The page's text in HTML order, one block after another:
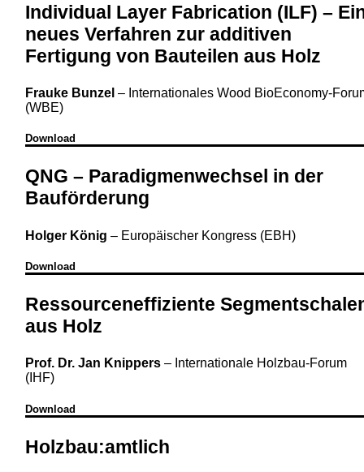
Individual Layer Fabrication (ILF) –
neues Verfahren zur additiven
Fertigung von Bauteilen aus Holz
Frauke Bunzel – Internationales Wood BioEconomy-
(WBE)
Download
QNG – Paradigmenwechsel in der
Bauförderung
Holger König – Europäischer Kongress (EBH)
Download
Ressourceneffiziente
aus Holz
Prof. Dr. Jan Knippers – Internationale Holzbau-Forum
(IHF)
Download
Holzbau:amtlich